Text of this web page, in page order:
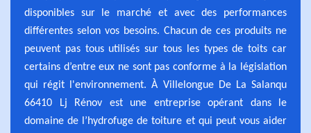
disponibles sur le marché et avec des performances
différentes selon vos besoins. Chacun de ces produits ne
peuvent pas tous utilisés sur tous les types de toits car
certains d’entre eux ne sont pas conforme à la législation
qui régit l'environnement. À Villelongue De La Salanqu
66410 Lj Rénov est une entreprise opérant dans le
domaine de l’hydrofuge de toiture et qui peut vous aider